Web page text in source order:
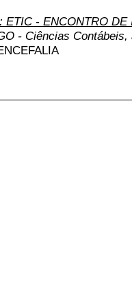
ETIC - ENCONTRO
- Ciências Contábeis,